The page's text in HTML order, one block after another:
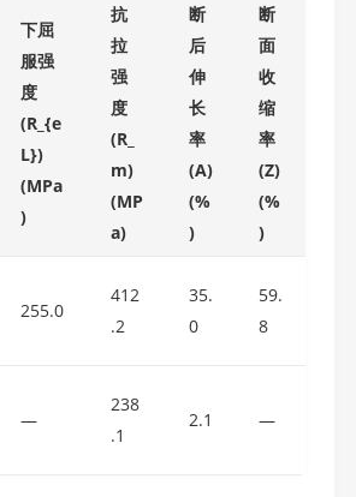
下屈
服强
度
(R_{e
L})
(MPa
)
抗
拉
强
度
(R_
m)
(MP
a)
断
后
伸
长
率
(A)
(%
)
断
面
收
缩
率
(Z)
(%
)
255.0
412
.2
35.
0
59.
8
—
238
.1
2.1 —